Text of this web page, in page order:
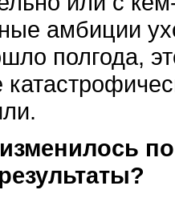
амбиции
полгода,